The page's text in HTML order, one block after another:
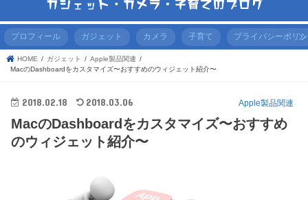
プロフィール ガジェット カメラ 子育て プライバシーポリ
HOME ガジェット
Apple製品関連
MacのDashboardをカスタマイズ〜おすすめのウィジェット紹介〜
Apple製品関連
2018.02.18 2018.03.06
MacのDashboardをカスタマイズ〜おすすめ
のウィジェット紹介〜